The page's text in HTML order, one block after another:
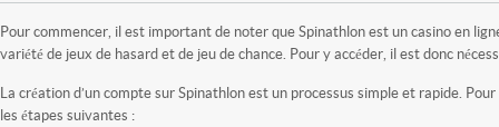
Pour commencer, il est important de noter que Spinathlon est un casino en
variété de jeux de hasard et de jeu de chance. Pour y accéder, il est donc
La création d’un compte sur Spinathlon est un processus simple et rapide.
les étapes suivantes :